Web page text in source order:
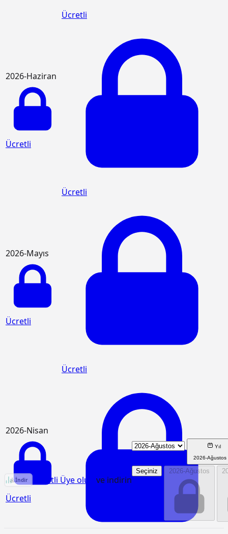
Ücretli
2026-Haziran
Ücretli
Ücretli
2026-Mayıs
Ücretli
Ücretli
2026-Nisan
Ücretli
KGM/3805 Birim Fiyat Analizi
İndir Ücretli Üye olun ve indirin
Yıl
2026-Ağustos
Seçiniz 2026-Ağustos